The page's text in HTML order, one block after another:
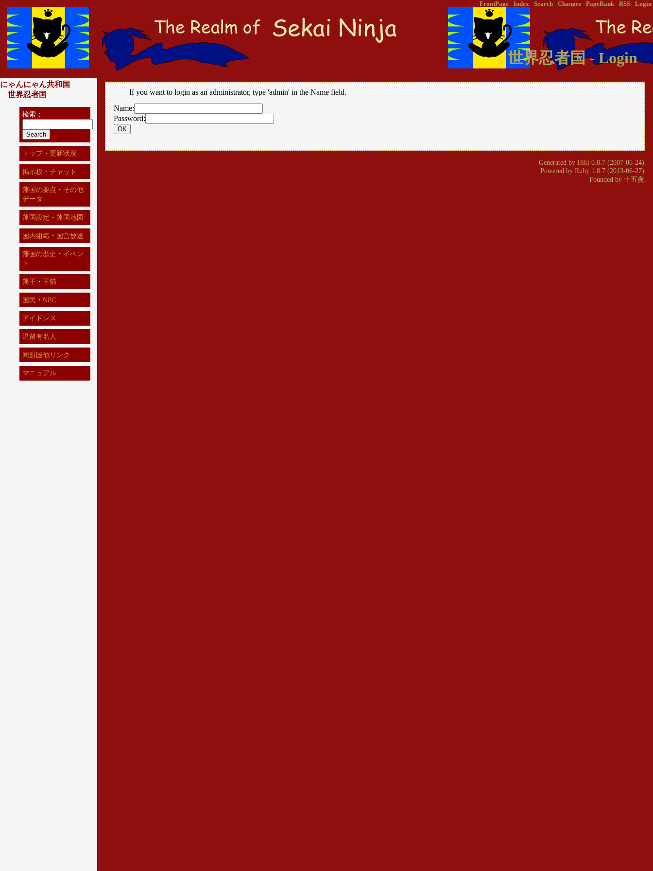
FrontPage Index Search Changes PageRank RSS Login
世界忍者国 - Login
If you want to login as an administrator, type 'admin' in the Name field.
Name:
Password:
にゃんにゃん共和国
世界忍者国
検索：
トップ・ 更新状況
掲示板・チャット
藩国の要点 ・ その他
データ
藩国設定 ・ 藩国地図
国内組織 ・ 国営放送
藩国の歴史 ・ イベン
ト
藩王 ・ 王猫
国民 ・ NPC
アイドレス
逗留有名人
同盟国他リンク
マニュアル
Generated by Hiki 0.8.7 (2007-06-24).
Powered by Ruby1.8.7 (2013-06-27).
Founded by 十五夜.